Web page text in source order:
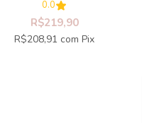
0.0
R$219,90
R$208,91 com Pix